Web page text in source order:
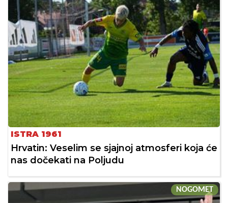
ISTRA 1961
Hrvatin: Veselim se sjajnoj atmosferi koja će
nas dočekati na Poljudu
NOGOMET